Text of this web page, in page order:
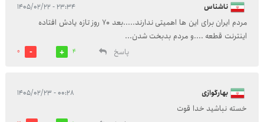
ناشناس ۲۳:۳۴ - ۱۴۰۵/۰۲/۲۲
مردم ایران برای این ها اهمیتی ندارند.....بعد ۷۰ روز تازه یادش افتاده
اینترنت قطعه ..‌..و مردم بدبخت شدن...
پاسخ
4
0
بهارگوازی ۰۰:۲۸ - ۱۴۰۵/۰۲/۲۳
خسته نباشید خدا قوت